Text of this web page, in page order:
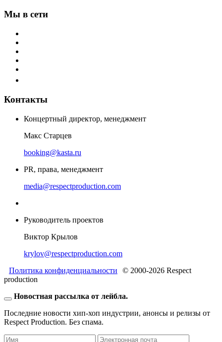
Мы в сети
Контакты
Концертный директор, менеджмент
Макс Старцев
booking@kasta.ru
PR, права, менеджмент
media@respectproduction.com
Руководитель проектов
Виктор Крылов
krylov@respectproduction.com
Политика конфиденциальности
© 2000-2026 Respect
production
Новостная рассылка от лейбла.
Последние новости хип-хоп индустрии, анонсы и релизы от
Respect Production. Без спама.